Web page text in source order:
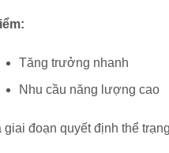
Tăng trưởng nhanh
Nhu cầu năng lượng cao
đoạn quyết định thể